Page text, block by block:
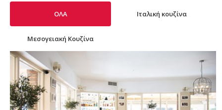
ΟΛΑ Ιταλική κουζίνα
Μεσογειακή Κουζίνα